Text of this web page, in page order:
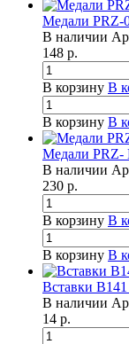
Медали PRZ-
В наличии
148 р.
В корзину В
В корзину В
Медали PRZ-
В наличии
230 р.
В корзину В
В корзину В
Вставки
В наличии
14 р.